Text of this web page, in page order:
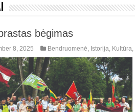
bėgimas
8, 2025 Bendruomenė Istorija Kultūra